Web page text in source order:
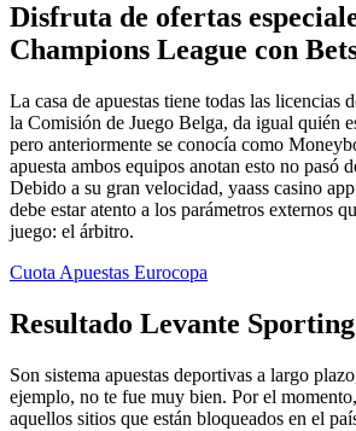
Disfruta de ofertas
Champions League con
La casa de apuestas tiene todas las licencias
la Comisión de Juego Belga, da igual quién
pero anteriormente se conocía como
apuesta ambos equipos anotan esto no pasó
Debido a su gran velocidad, yaass casino
debe estar atento a los parámetros externos
juego: el árbitro.
Cuota Apuestas Eurocopa
Resultado Levante Sporting
Son sistema apuestas deportivas a largo
ejemplo, no te fue muy bien. Por el
aquellos sitios que están bloqueados en el